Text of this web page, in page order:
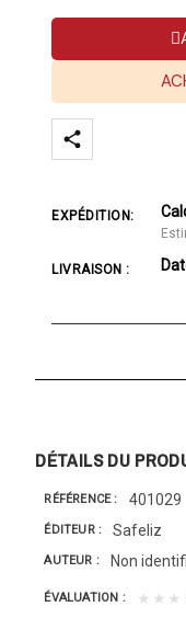
EXPÉDITION:
LIVRAISON :
DÉTAILS DU
RÉFÉRENCE 401029
ÉDITEUR Safeliz
AUTEUR Non
ÉVALUATION